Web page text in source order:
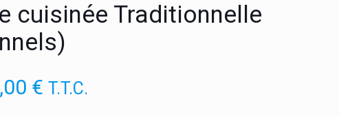
cuisinée Traditionnelle
€ T.T.C.